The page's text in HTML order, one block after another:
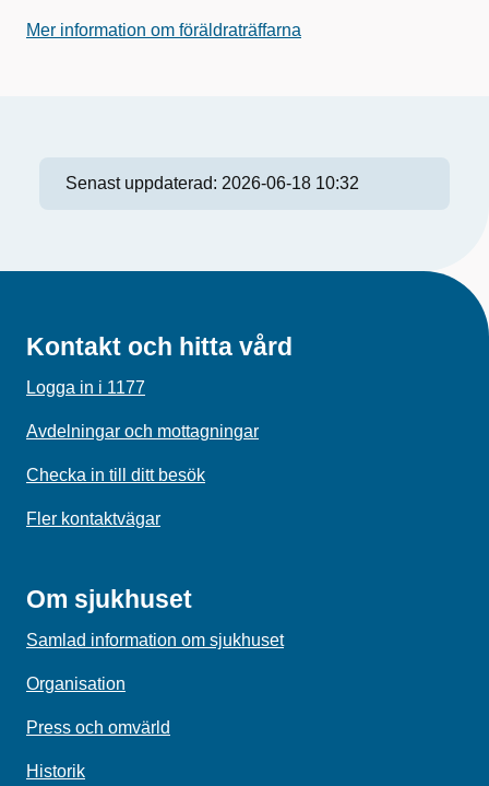
Mer information om föräldraträffarna
Senast uppdaterad: 2026-06-18 10:32
Kontakt och hitta vård
Logga in i 1177
Avdelningar och mottagningar
Checka in till ditt besök
Fler kontaktvägar
Om sjukhuset
Samlad information om sjukhuset
Organisation
Press och omvärld
Historik